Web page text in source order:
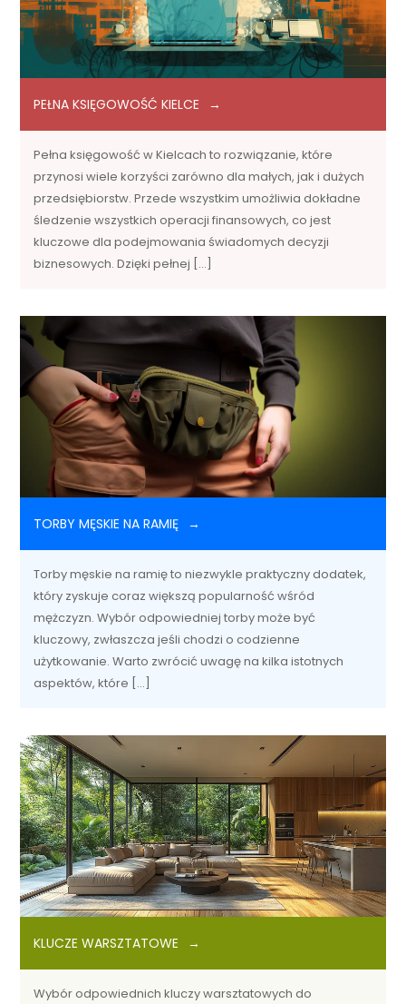
PEŁNA KSIĘGOWOŚĆ KIELCE
Pełna księgowość w Kielcach to rozwiązanie, które
przynosi wiele korzyści zarówno dla małych, jak i dużych
przedsiębiorstw. Przede wszystkim umożliwia dokładne
śledzenie wszystkich operacji finansowych, co jest
kluczowe dla podejmowania świadomych decyzji
biznesowych. Dzięki pełnej […]
TORBY MĘSKIE NA RAMIĘ
Torby męskie na ramię to niezwykle praktyczny dodatek,
który zyskuje coraz większą popularność wśród
mężczyzn. Wybór odpowiedniej torby może być
kluczowy, zwłaszcza jeśli chodzi o codzienne
użytkowanie. Warto zwrócić uwagę na kilka istotnych
aspektów, które […]
KLUCZE WARSZTATOWE
Wybór odpowiednich kluczy warsztatowych do